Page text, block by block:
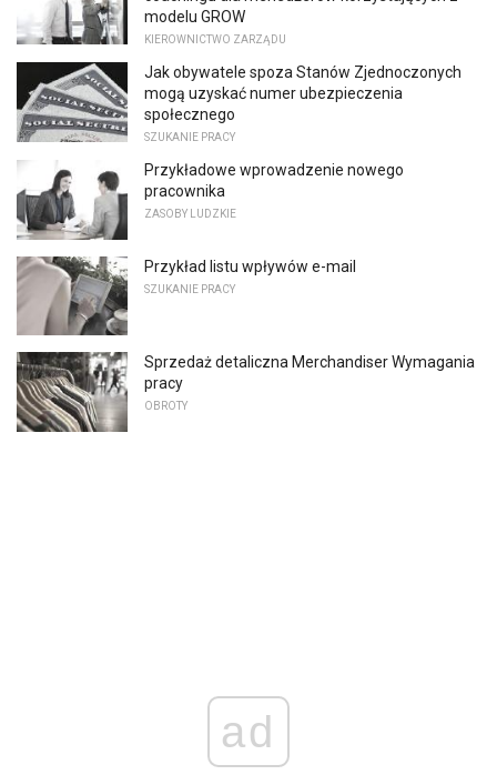
modelu GROW
KIEROWNICTWO ZARZĄDU
Jak obywatele spoza Stanów Zjednoczonych
mogą uzyskać numer ubezpieczenia
społecznego
SZUKANIE PRACY
Przykładowe wprowadzenie nowego
pracownika
ZASOBY LUDZKIE
Przykład listu wpływów e-mail
SZUKANIE PRACY
Sprzedaż detaliczna Merchandiser Wymagania
pracy
OBROTY
ad